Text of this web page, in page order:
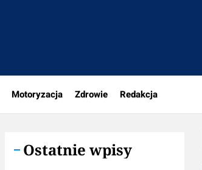
Motoryzacja Zdrowie Redakcja
Ostatnie wpisy